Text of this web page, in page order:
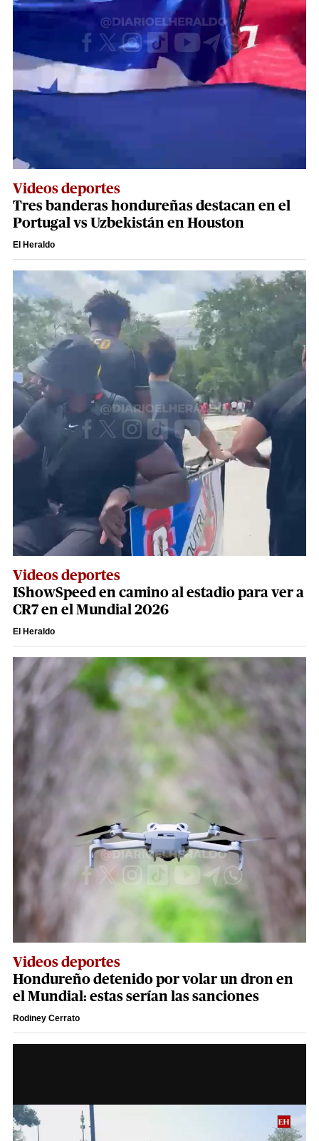
Videos deportes
Tres banderas hondureñas destacan en el
Portugal vs Uzbekistán en Houston
El Heraldo
Videos deportes
IShowSpeed en camino al estadio para ver a
CR7 en el Mundial 2026
El Heraldo
Videos deportes
Hondureño detenido por volar un dron en
el Mundial: estas serían las sanciones
Rodiney Cerrato